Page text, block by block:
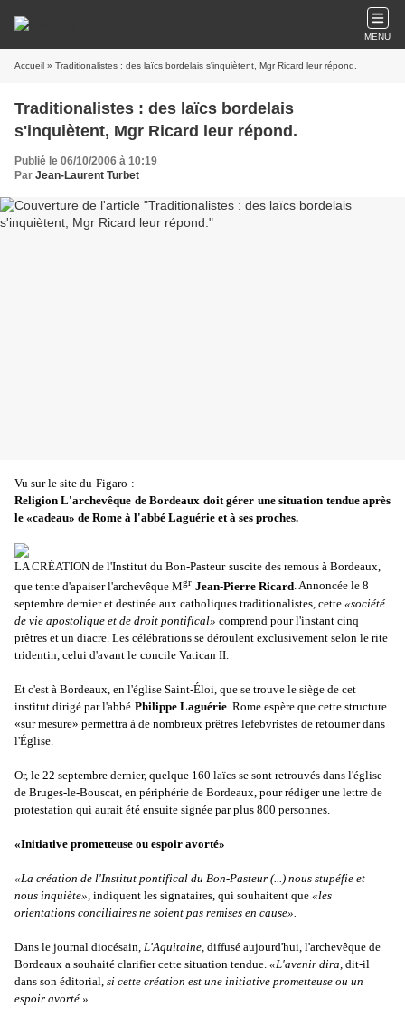
MENU
Accueil » Traditionalistes : des laïcs bordelais s'inquiètent, Mgr Ricard leur répond.
Traditionalistes : des laïcs bordelais
s'inquiètent, Mgr Ricard leur répond.
Publié le 06/10/2006 à 10:19
Par Jean-Laurent Turbet
Vu sur le site du Figaro :
Religion L'archevêque de Bordeaux doit gérer une situation tendue après
le «cadeau» de Rome à l'abbé Laguérie et à ses proches.
LA CRÉATION de l'Institut du Bon-Pasteur suscite des remous à Bordeaux,
que tente d'apaiser l'archevêque Mgr Jean-Pierre Ricard. Annoncée le 8
septembre dernier et destinée aux catholiques traditionalistes, cette «société
de vie apostolique et de droit pontifical» comprend pour l'instant cinq
prêtres et un diacre. Les célébrations se déroulent exclusivement selon le rite
tridentin, celui d'avant le concile Vatican II
Et c'est à Bordeaux, en l'église Saint-Éloi, que se trouve le siège de cet
institut dirigé par l'abbé Philippe Laguérie . Rome espère que cette structure
«sur mesure» permettra à de nombreux prêtres lefebvristes de retourner dans
l'Église.
Or, le 22 septembre dernier, quelque 160 laïcs se sont retrouvés dans l'église
de Bruges-le-Bouscat, en périphérie de Bordeaux, pour rédiger une lettre de
protestation qui aurait été ensuite signée par plus 800 personnes.
«Initiative prometteuse ou espoir avorté»
«La création de l'Institut pontifical du Bon-Pasteur (...) nous stupéfie et
nous inquiète», indiquent les signataires, qui souhaitent que «les
orientations conciliaires ne soient pas remises en cause».
Dans le journal diocésain, L'Aquitaine, diffusé aujourd'hui, l'archevêque de
Bordeaux a souhaité clarifier cette situation tendue. «L'avenir dira, dit-il
dans son éditorial, si cette création est une initiative prometteuse ou un
espoir avorté.»